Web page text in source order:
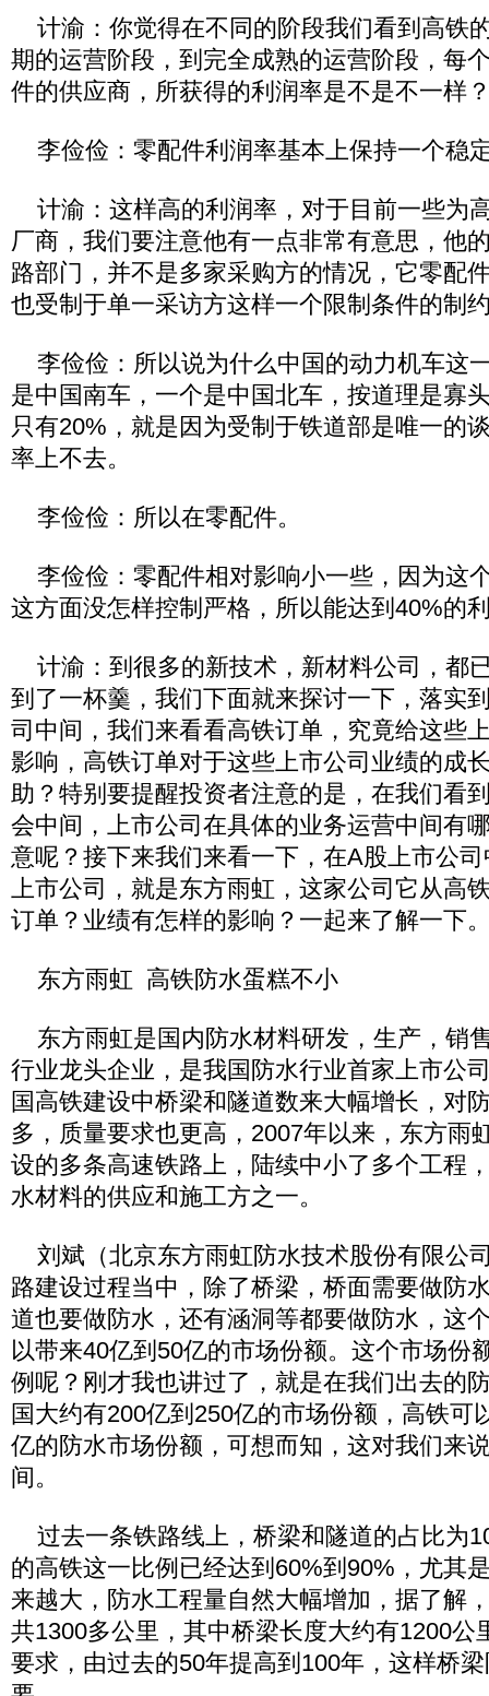
计渝：你觉得在不同的阶段我们看到高铁
期的运营阶段，到完全成熟的运营阶段，每
件的供应商，所获得的利润率是不是不一样
李俭俭：零配件利润率基本上保持一个稳
计渝：这样高的利润率，对于目前一些为
厂商，我们要注意他有一点非常有意思，他
路部门，并不是多家采购方的情况，它零配
也受制于单一采访方这样一个限制条件的制
李俭俭：所以说为什么中国的动力机车这
是中国南车，一个是中国北车，按道理是寡
只有20%，就是因为受制于铁道部是唯一的
率上不去。
李俭俭：所以在零配件。
李俭俭：零配件相对影响小一些，因为这
这方面没怎样控制严格，所以能达到40%的
计渝：到很多的新技术，新材料公司，都
到了一杯羹，我们下面就来探讨一下，落实
司中间，我们来看看高铁订单，究竟给这些
影响，高铁订单对于这些上市公司业绩的成
助？特别要提醒投资者注意的是，在我们看
会中间，上市公司在具体的业务运营中间有
意呢？接下来我们来看一下，在A股上市公
上市公司，就是东方雨虹，这家公司它从高
订单？业绩有怎样的影响？一起来了解一下
东方雨虹 高铁防水蛋糕不小
东方雨虹是国内防水材料研发，生产，销
行业龙头企业，是我国防水行业首家上市公
国高铁建设中桥梁和隧道数来大幅增长，对
多，质量要求也更高，2007年以来，东方雨
设的多条高速铁路上，陆续中小了多个工程
水材料的供应和施工方之一。
刘斌（北京东方雨虹防水技术股份有限公
路建设过程当中，除了桥梁，桥面需要做防
道也要做防水，还有涵洞等都要做防水，这
以带来40亿到50亿的市场份额。这个市场份
例呢？刚才我也讲过了，就是在我们出去的
国大约有200亿到250亿的市场份额，高铁可
亿的防水市场份额，可想而知，这对我们来
间。
过去一条铁路线上，桥梁和隧道的占比为
的高铁这一比例已经达到60%到90%，尤其
来越大，防水工程量自然大幅增加，据了解
共1300多公里，其中桥梁长度大约有1200公
要求，由过去的50年提高到100年，这样桥